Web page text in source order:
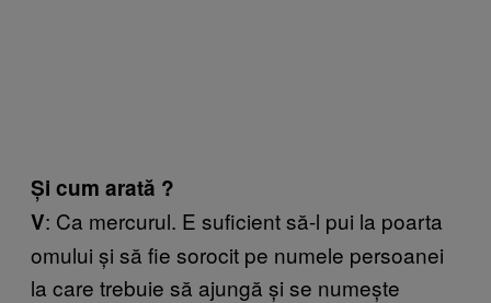
Și cum arată ?
V: Ca mercurul. E suficient să-l pui la poarta
omului și să fie sorocit pe numele persoanei
la care trebuie să ajungă și se numește